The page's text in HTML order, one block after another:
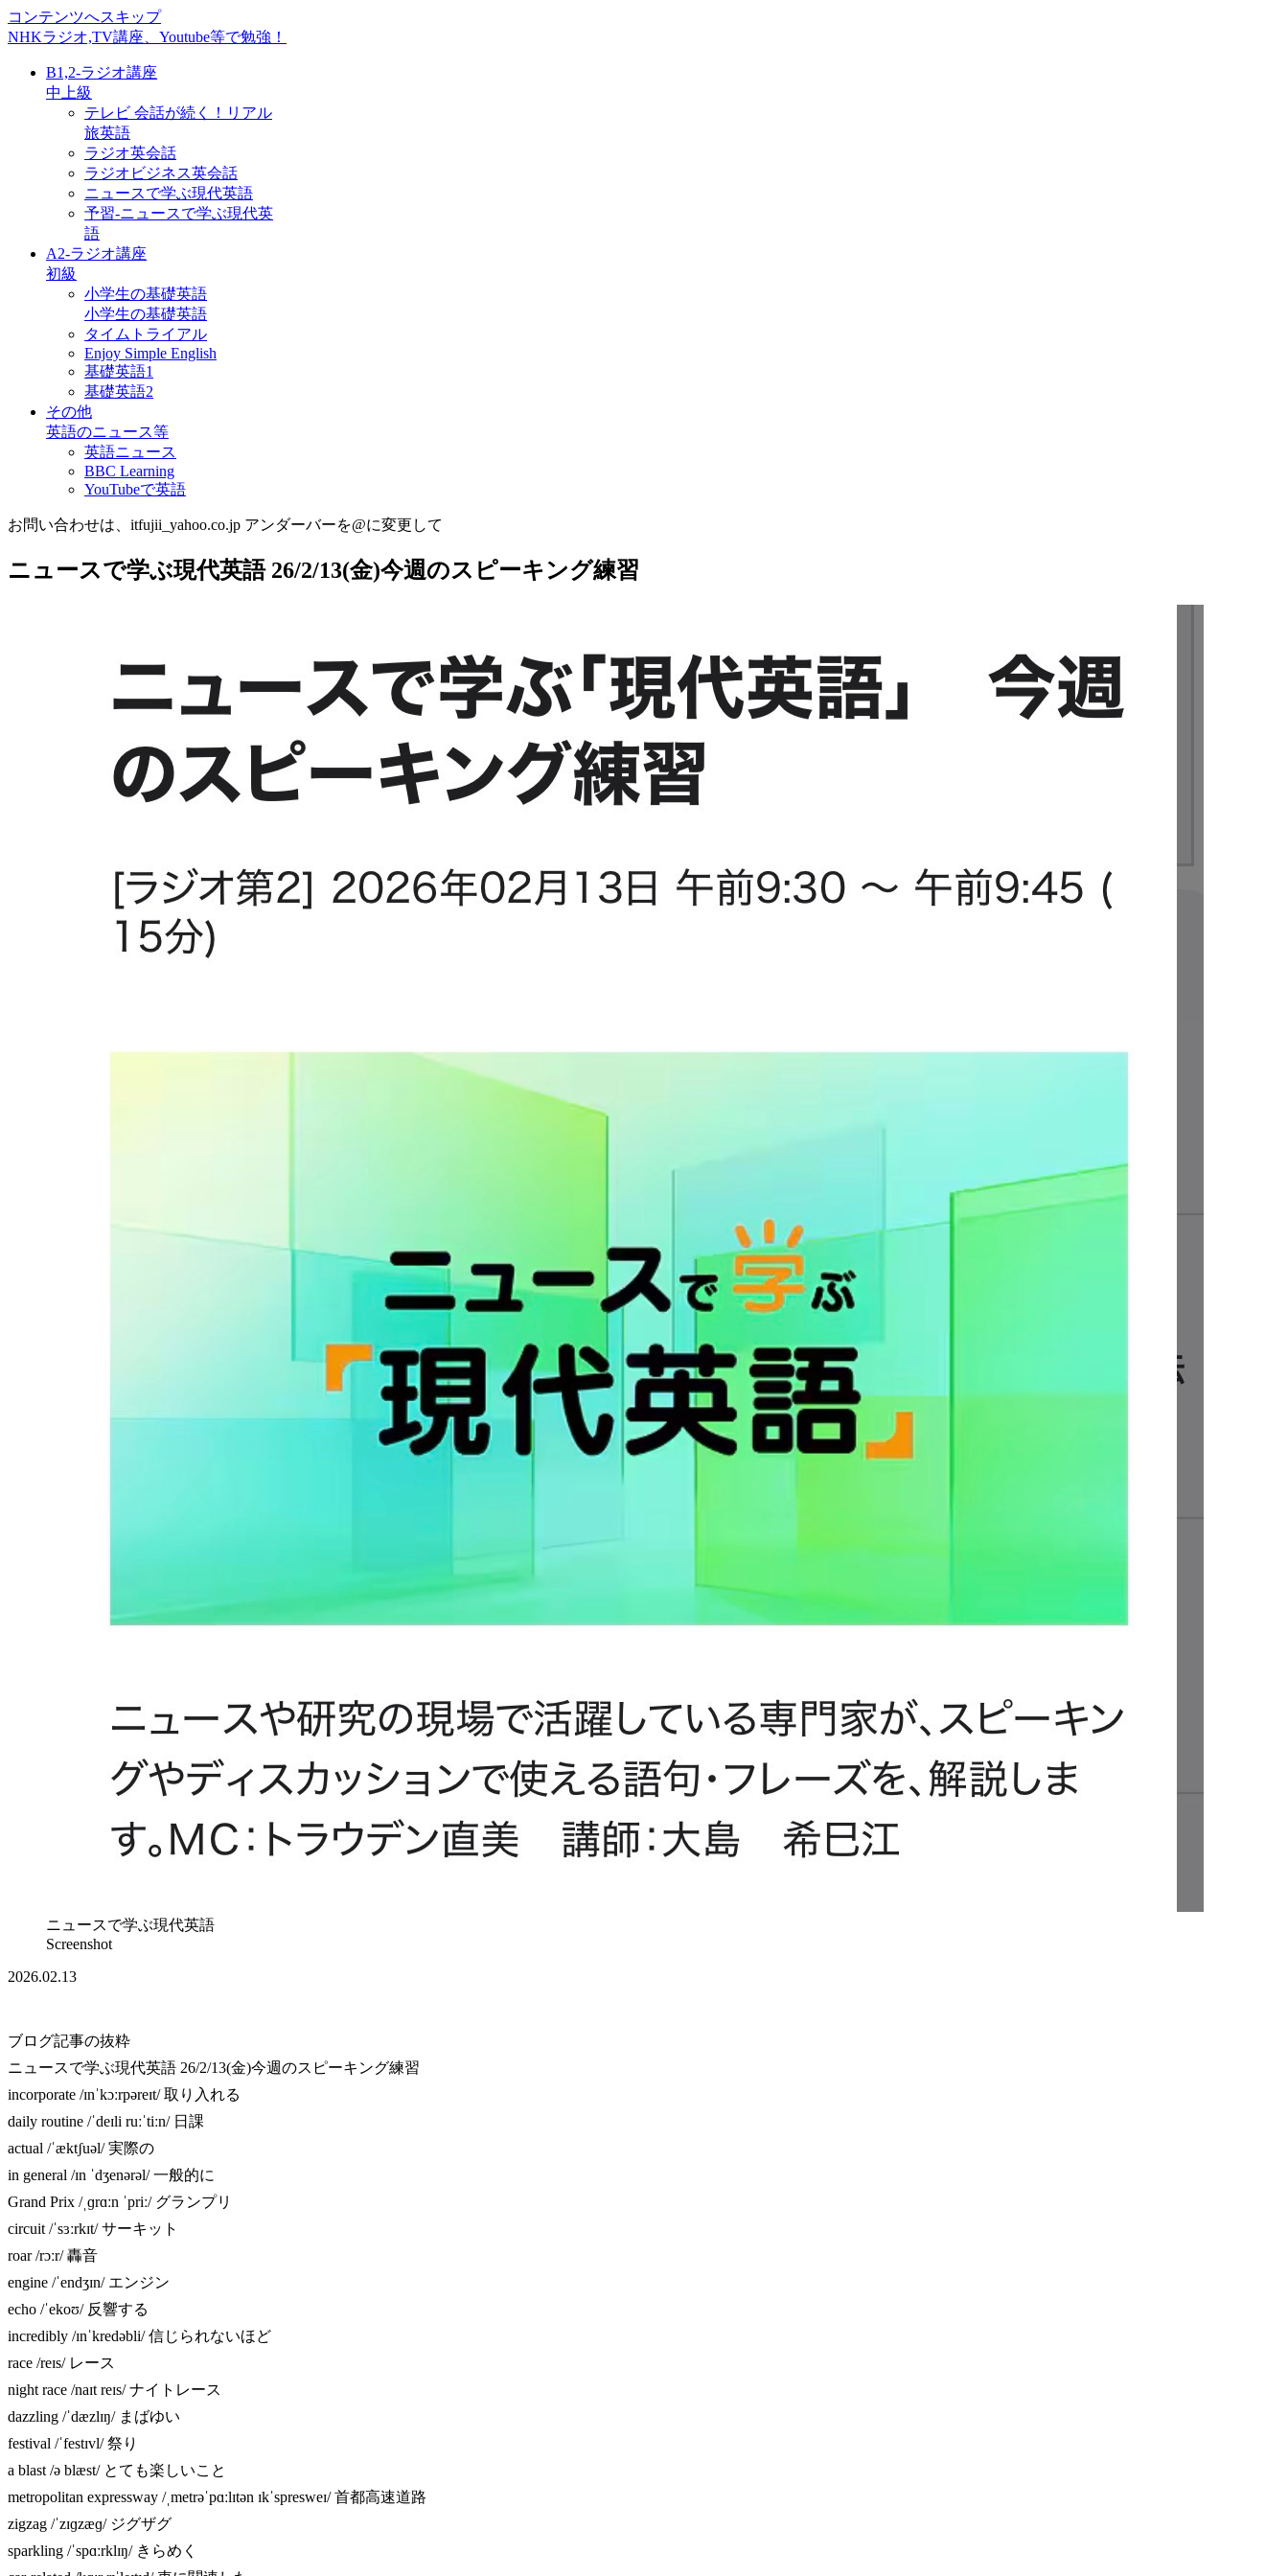
コンテンツへスキップ
NHKラジオ,TV講座、Youtube等で勉強！
B1,2-ラジオ講座
中上級
テレビ 会話が続く！リアル
旅英語
ラジオ英会話
ラジオビジネス英会話
ニュースで学ぶ現代英語
予習-ニュースで学ぶ現代英
語
A2-ラジオ講座
初級
小学生の基礎英語
小学生の基礎英語
タイムトライアル
Enjoy Simple English
基礎英語1
基礎英語2
その他
英語のニュース等
英語ニュース
BBC Learning
YouTubeで英語
お問い合わせは、itfujii_yahoo.co.jp アンダーバーを@に変更して
ニュースで学ぶ現代英語 26/2/13(金)今週のスピーキング練習
ニュースで学ぶ現代英語
Screenshot
2026.02.13
ブログ記事の抜粋
ニュースで学ぶ現代英語 26/2/13(金)今週のスピーキング練習
incorporate /ɪnˈkɔːrpəreɪt/ 取り入れる
daily routine /ˈdeɪli ruːˈtiːn/ 日課
actual /ˈæktʃuəl/ 実際の
in general /ɪn ˈdʒenərəl/ 一般的に
Grand Prix /ˌɡrɑːn ˈpriː/ グランプリ
circuit /ˈsɜːrkɪt/ サーキット
roar /rɔːr/ 轟音
engine /ˈendʒɪn/ エンジン
echo /ˈekoʊ/ 反響する
incredibly /ɪnˈkredəbli/ 信じられないほど
race /reɪs/ レース
night race /naɪt reɪs/ ナイトレース
dazzling /ˈdæzlɪŋ/ まばゆい
festival /ˈfestɪvl/ 祭り
a blast /ə blæst/ とても楽しいこと
metropolitan expressway /ˌmetrəˈpɑːlɪtən ɪkˈspresweɪ/ 首都高速道路
zigzag /ˈzɪɡzæɡ/ ジグザグ
sparkling /ˈspɑːrklɪŋ/ きらめく